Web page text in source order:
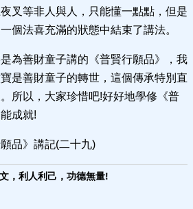
叉等非人與人，只能懂一點點，但是
個法喜充滿的狀態中結束了講法。
為善財童子講的《普賢行願品》，我
是善財童子的轉世，這個傳承特別直
所以，大家珍惜吧!好好地學修《普
成就!
品》講記(二十九)
，利人利己，功德無量!